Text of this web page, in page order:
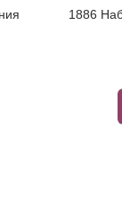
1886